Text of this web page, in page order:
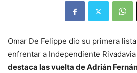
Omar De Felippe dio su primera
enfrentar a Independiente
destaca las vuelta de Adrián